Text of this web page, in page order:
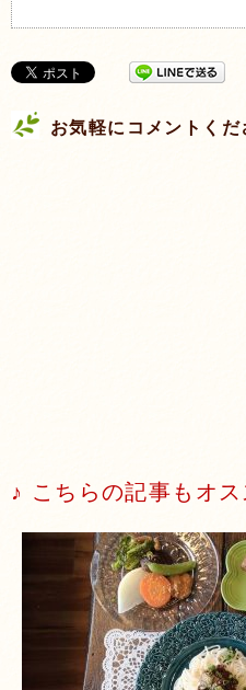
お気軽にコメントくだ
♪ こちらの記事もオス